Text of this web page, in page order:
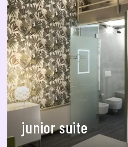
junior suite